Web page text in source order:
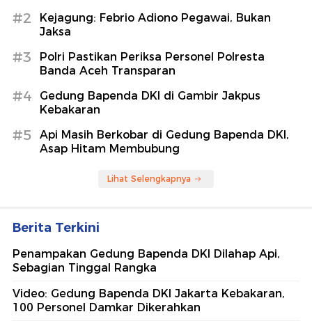
#2
Kejagung: Febrio Adiono Pegawai, Bukan
Jaksa
#3
Polri Pastikan Periksa Personel Polresta
Banda Aceh Transparan
#4
Gedung Bapenda DKI di Gambir Jakpus
Kebakaran
#5
Api Masih Berkobar di Gedung Bapenda DKI,
Asap Hitam Membubung
Lihat Selengkapnya
Berita Terkini
Penampakan Gedung Bapenda DKI Dilahap Api,
Sebagian Tinggal Rangka
Video: Gedung Bapenda DKI Jakarta Kebakaran,
100 Personel Damkar Dikerahkan